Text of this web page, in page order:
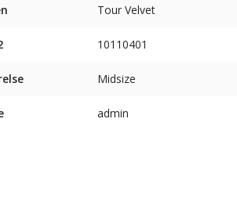
Tour Velvet
10110401
Midsize
admin